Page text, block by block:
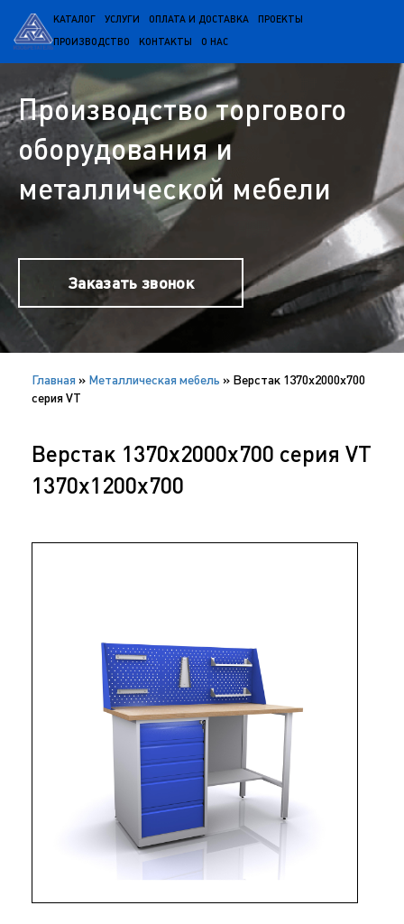
КАТАЛОГ УСЛУГИ ОПЛАТА И ДОСТАВКА ПРОЕКТЫ
ПРОИЗВОДСТВО КОНТАКТЫ О НАС
Производство торгового
оборудования и
металлической мебели
Заказать звонок
Главная » Металлическая мебель » Верстак 1370х2000х700
серия VT
Верстак 1370х2000х700 серия VT
1370x1200x700